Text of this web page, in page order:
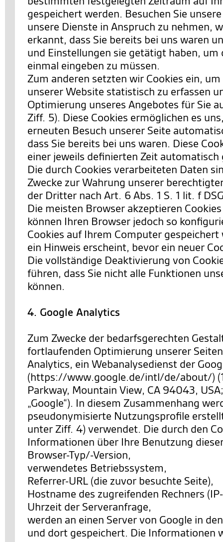
gespeichert werden. Besuchen Sie
unsere Dienste in Anspruch zu nehmen,
erkannt, dass Sie bereits bei uns waren
und Einstellungen sie getätigt haben, um
einmal eingeben zu müssen.
Zum anderen setzten wir Cookies ein,
unserer Website statistisch zu erfassen
Optimierung unseres Angebotes für Sie
Ziff. 5). Diese Cookies ermöglichen es
erneuten Besuch unserer Seite
dass Sie bereits bei uns waren. Diese
einer jeweils definierten Zeit automatisch
Die durch Cookies verarbeiteten Daten
Zwecke zur Wahrung unserer
der Dritter nach Art. 6 Abs. 1 S. 1 lit. f
Die meisten Browser akzeptieren
können Ihren Browser jedoch so
Cookies auf Ihrem Computer
ein Hinweis erscheint, bevor ein neuer
Die vollständige Deaktivierung von
führen, dass Sie nicht alle Funktionen
können.
4. Google Analytics
Zum Zwecke der bedarfsgerechten
fortlaufenden Optimierung unserer
Analytics, ein Webanalysedienst der
(https://www.google.de/intl/de/about/)
Parkway, Mountain View, CA 94043,
„Google“). In diesem Zusammenhang
pseudonymisierte Nutzungsprofile
unter Ziff. 4) verwendet. Die durch den
Informationen über Ihre Benutzung
Browser-Typ/-Version,
verwendetes Betriebssystem,
Referrer-URL (die zuvor besuchte Seite),
Hostname des zugreifenden Rechners
Uhrzeit der Serveranfrage,
werden an einen Server von Google in
und dort gespeichert. Die Informationen